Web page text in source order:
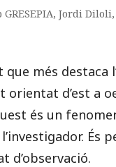
Jordi
més destaca
orientat d’est a
és un
És
d’observació.